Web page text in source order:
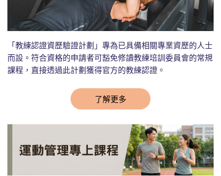
「教練認證資歷驗證計劃」專為已具備相關專業資歷的人士
而設。符合資格的申請者可豁免修讀教練培訓委員會的常規
課程，直接透過此計劃獲得官方的教練認證。
了解更多